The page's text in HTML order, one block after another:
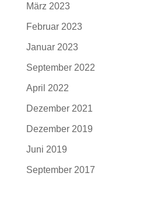
März 2023
Februar 2023
Januar 2023
September 2022
April 2022
Dezember 2021
Dezember 2019
Juni 2019
September 2017